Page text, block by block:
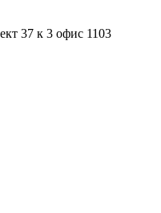
37 к 3 офис 1103